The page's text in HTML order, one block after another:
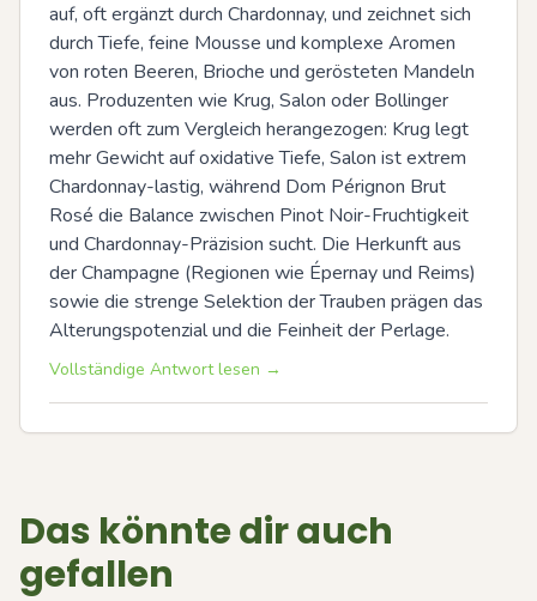
auf, oft ergänzt durch Chardonnay, und zeichnet sich
durch Tiefe, feine Mousse und komplexe Aromen
von roten Beeren, Brioche und gerösteten Mandeln
aus. Produzenten wie Krug, Salon oder Bollinger
werden oft zum Vergleich herangezogen: Krug legt
mehr Gewicht auf oxidative Tiefe, Salon ist extrem
Chardonnay-lastig, während Dom Pérignon Brut
Rosé die Balance zwischen Pinot Noir-Fruchtigkeit
und Chardonnay-Präzision sucht. Die Herkunft aus
der Champagne (Regionen wie Épernay und Reims)
sowie die strenge Selektion der Trauben prägen das
Alterungspotenzial und die Feinheit der Perlage.
Vollständige Antwort lesen →
Das könnte dir auch
gefallen